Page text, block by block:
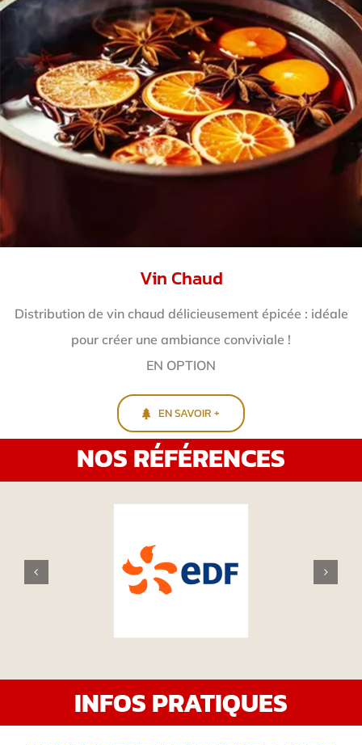
Vin Chaud
Distribution de vin chaud délicieusement épicée : idéale
pour créer une ambiance conviviale !
EN OPTION
EN SAVOIR +
NOS RÉFÉRENCES
INFOS PRATIQUES